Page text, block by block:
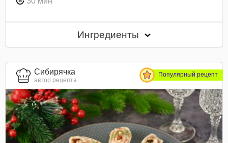
Ингредиенты
Сибирячка
автор рецепта
Популярный рецепт